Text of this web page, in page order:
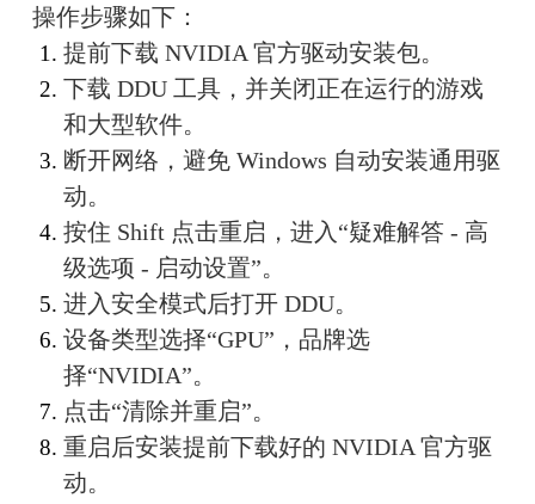
操作步骤如下：
提前下载 NVIDIA 官方驱动安装包。
下载 DDU 工具，并关闭正在运行的游戏
和大型软件。
断开网络，避免 Windows 自动安装通用驱
动。
按住 Shift 点击重启，进入“疑难解答 - 高
级选项 - 启动设置”。
进入安全模式后打开 DDU。
设备类型选择“GPU”，品牌选
择“NVIDIA”。
点击“清除并重启”。
重启后安装提前下载好的 NVIDIA 官方驱
动。